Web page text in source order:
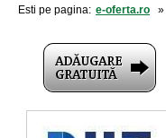
Esti pe pagina: e-oferta.ro »